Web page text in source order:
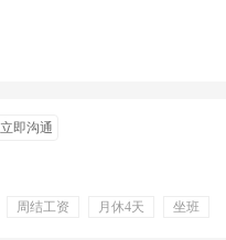
立即沟通
周结工资 月休4天
坐班